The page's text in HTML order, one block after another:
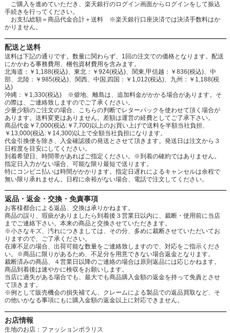
ご購入を進めていただき、楽天銀行のログイン画面からログインをして振込
手続きを行ってください。
お支払総額＝商品代金合計＋送料 ※楽天銀行口座決済では決済手数料はか
かりません。
配送と送料
送料は下記の通りです。数量に関わらず、1回の注文での価格となります。配送
にかかわる事務費用、梱包資材費用を含みます。
北海道：￥1,188(税込)、東北：￥924(税込)、関東,甲信越：￥836(税込)、中
部、北陸：￥985(税込)、関西、中国,四国：￥1,012(税込)、九州：￥1,188(税
込)
沖縄：￥1,330(税込) ※僻地、離島は、追加料金がかかる場合があります。そ
の際は、ご連絡致しますのでご了承ください。
少量少額のご注文の場合、こちらの判断でレターパックを使わせて頂く場合が
あります。送料変更はありません。差額は運営の経費としてご了承下さい。
商品代金￥7,000(税込:￥7,700)以上のお買い上げで送料を半額当社負担、
￥13,000(税込:￥14,300)以上で全額当社負担になります。
代金引換便を除き、入金確認後の発送とさせて頂きます。発送日は注文から３
日程度を目安にしてください。
到着希望日、時間帯があればご指定ください。※到着の確約ではありません。
指定日入力がない場合、可能な限り最短で送ります。
特にコンビニ払いは時間がかかります。指定日遅れによるキャンセルは余程で
無い限り承れません。日程に余裕がない場合、電話で注文してください。
返品・返金・交換・免責事項
お客様都合による返品、交換は承りかねます。
商品の誤り、瑕疵がありましたら到着後３営業日以内に、裁断・使用前に当店
までご連絡下さい。本来の商品と交換させていただきます。
※小さなキズ、汚れにつきましては、その分、多めに裁断させていただいてお
りますので、ご了承ください。
在庫不足の場合、出荷可能な数量をご連絡致しますので、対応をご指示くださ
い。※商品に限りがあるため、不足分を用意できない場合返金となります。
裁断済みの商品、４営業日以降のご連絡の場合は原則返品には応じかねます。
商品到着後は速やかに検収をお願いします。
当店に過失がある場合でも、最大でも商品購入金額の返金を持って免責とさせ
て頂きます。
※例として販売機会の損失補てん、クレームによる製品での返品買取など、そ
の他いかなる事項にもに購入金額の返金以上に対応できません。
お店情報
生地のお店：ファッションポラリス